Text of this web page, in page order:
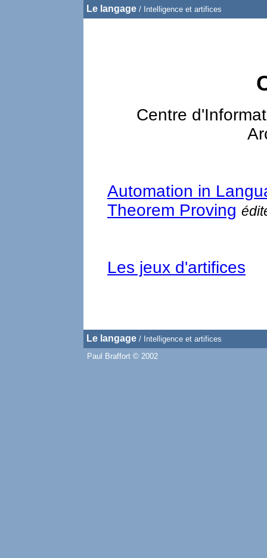
Le langage / Intelligence et artifices
Centre
Automation in
Theorem Proving
Les jeux d'artifices
Le langage / Intelligence et artifices
Paul Braffort © 2002